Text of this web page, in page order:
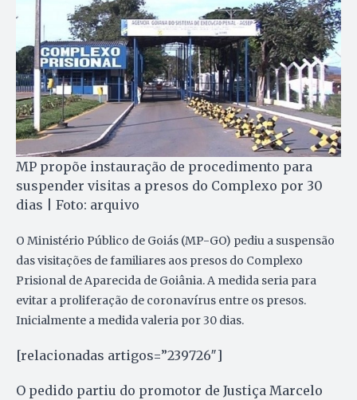
MP propõe instauração de procedimento para
suspender visitas a presos do Complexo por 30
dias | Foto: arquivo
O Ministério Público de Goiás (MP-GO) pediu a suspensão
das visitações de familiares aos presos do Complexo
Prisional de Aparecida de Goiânia. A medida seria para
evitar a proliferação de coronavírus entre os presos.
Inicialmente a medida valeria por 30 dias.
[relacionadas artigos=”239726″]
O pedido partiu do promotor de Justiça Marcelo